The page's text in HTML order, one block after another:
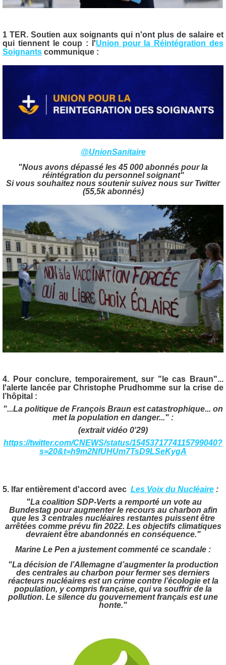
1 TER. Soutien aux soignants qui n'ont plus de salaire et
qui tiennent le coup : l 'Union pour la Réintégration des
Soignants communique :
@UnionSanitaire
"Nous avons dépassé les 45 000 abonnés pour la
réintégration du personnel soignant"
Si vous souhaitez nous soutenir suivez nous sur Twitter
(55,5k abonnés)
4. Pour conclure, temporairement, sur "le cas Braun"...
l'alerte lancée par Christophe Prudhomme sur la crise de
l’hôpital :
"...La politique de François Braun est catastrophique... on
met la population en danger..." :
(extrait vidéo 0'29)
https://twitter.com/CNEWS/status/1545371774115799040?
s=20&t=h9m2NfUHUm7TsD9LSeKygA
5. lfar entièrement d'accord avec Les Voix du Nucléaire :
"La coalition SDP-Verts a remporté un vote au
Bundestag pour augmenter le recours au charbon afin
que les 3 centrales nucléaires restantes puissent être
arrêtées comme prévu fin 2022. Les objectifs climatiques
devraient être abandonnés en conséquence."
Marine Le Pen a justement commenté ce scandale :
"La décision de l’Allemagne d’augmenter la production
des centrales au charbon pour fermer ses derniers
réacteurs nucléaires est un crime contre l’écologie et la
population, y compris française, qui va souffrir de la
pollution. Le silence du gouvernement français est une
honte."